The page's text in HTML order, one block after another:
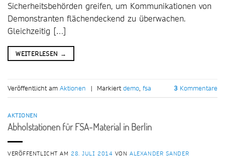
Sicherheitsbehörden greifen, um Kommunikationen von
Demonstranten flächendeckend zu überwachen.
Gleichzeitig […]
WEITERLESEN →
Veröffentlicht am Aktionen | Markiertdemo, fsa 3 Kommentare
AKTIONEN
Abholstationen für FSA-Material in Berlin
VERÖFFENTLICHT AM 28. JULI 2014 VONALEXANDER SANDER